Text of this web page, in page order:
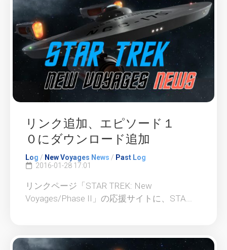
リンク追加、エピソード１
０にダウンロード追加
Log / New Voyages News / Past Log
2016-01-28 17:01
リンクページ「STAR TREK: New
Voyages/Phase II」の応援サイトに、STA...